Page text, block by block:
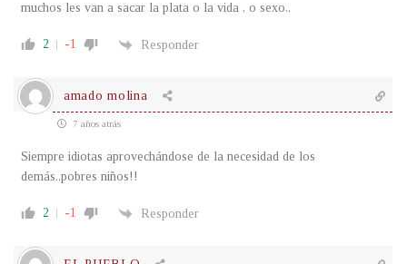
muchos les van a sacar la plata o la vida , o sexo..
2 -1 Responder
amado molina
7 años atrás
Siempre idiotas aprovechándose de la necesidad de los
demás..pobres niños!!
2 -1 Responder